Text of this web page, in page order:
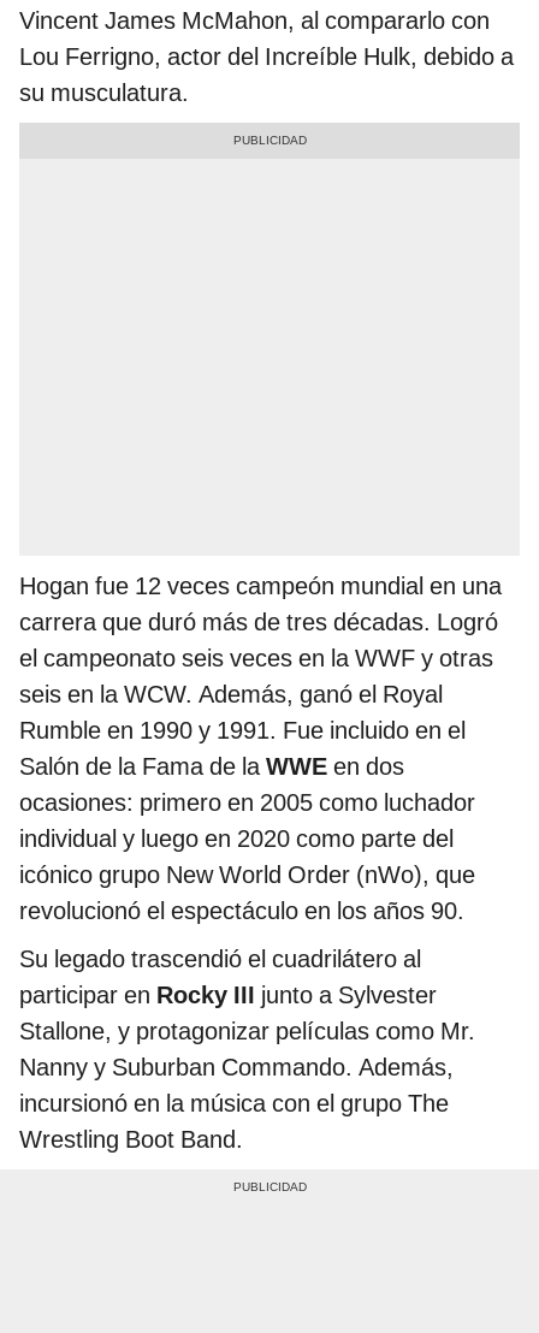
Vincent James McMahon, al compararlo con
Lou Ferrigno, actor del Increíble Hulk, debido a
su musculatura.
Hogan fue 12 veces campeón mundial en una
carrera que duró más de tres décadas. Logró
el campeonato seis veces en la WWF y otras
seis en la WCW. Además, ganó el Royal
Rumble en 1990 y 1991. Fue incluido en el
Salón de la Fama de laWWE en dos
ocasiones: primero en 2005 como luchador
individual y luego en 2020 como parte del
icónico grupo New World Order (nWo), que
revolucionó el espectáculo en los años 90.
Su legado trascendió el cuadrilátero al
participar en Rocky III junto a Sylvester
Stallone, y protagonizar películas como Mr.
Nanny y Suburban Commando. Además,
incursionó en la música con el grupo The
Wrestling Boot Band.